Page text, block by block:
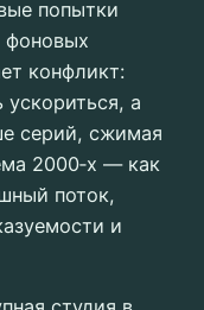
попытки
фоновых
конфликт:
а
серий, сжимая
2000‑х — как
поток,
и